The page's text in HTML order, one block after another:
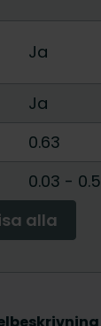
Ja
Ja
0.63
0.03 - 0.5
alla